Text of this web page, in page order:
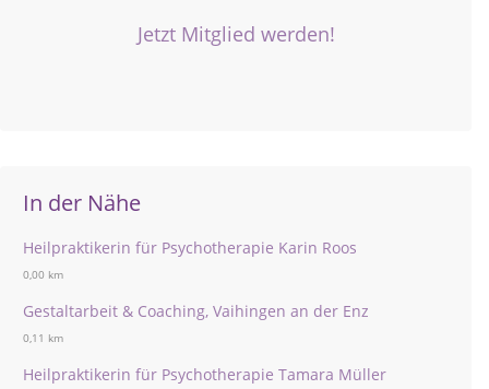
Jetzt Mitglied werden!
In der Nähe
Heilpraktikerin für Psychotherapie Karin Roos
0,00 km
Gestaltarbeit & Coaching, Vaihingen an der Enz
0,11 km
Heilpraktikerin für Psychotherapie Tamara Müller